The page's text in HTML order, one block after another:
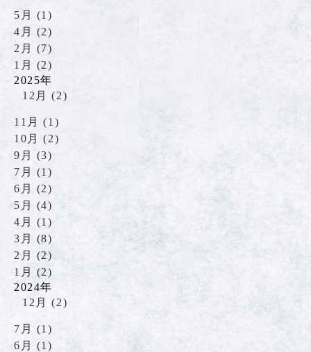
5月 (1)
4月 (2)
2月 (7)
1月 (2)
2025年
12月 (2)
11月 (1)
10月 (2)
9月 (3)
7月 (1)
6月 (2)
5月 (4)
4月 (1)
3月 (8)
2月 (2)
1月 (2)
2024年
12月 (2)
7月 (1)
6月 (1)